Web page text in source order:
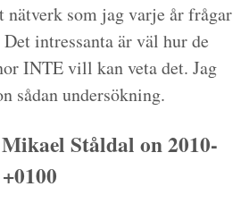
som jag varje år frågar
intressanta är väl hur de
INTE vill kan veta det. Jag
sådan undersökning.
Ståldal on 2010-